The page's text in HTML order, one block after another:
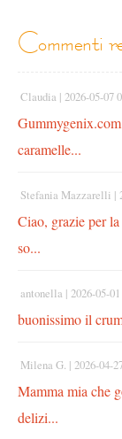
commenti
Claudia | 2026-05-07
caramelle...
Stefania Mazzarelli |
Ciao, grazie per
so...
antonella | 2026-05-
buonissimo il
Milena G. | 2026-04-
Mamma mia che
delizi...